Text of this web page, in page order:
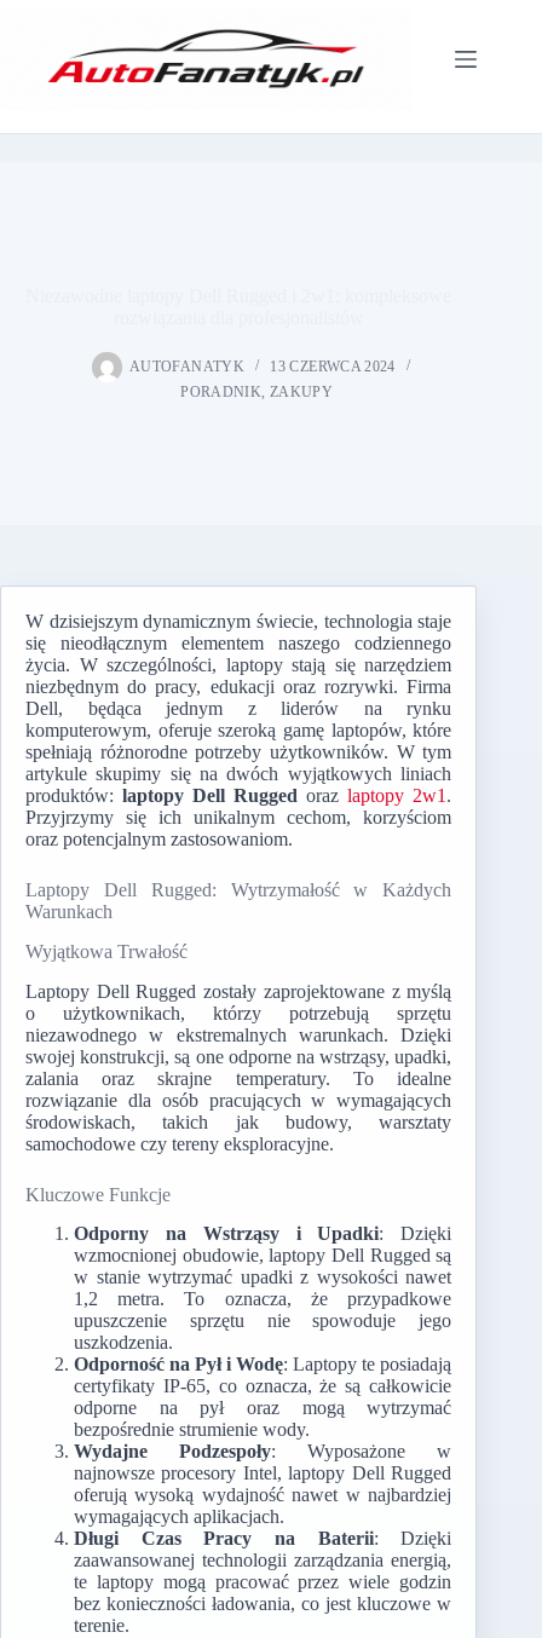
AUTOFANATYK
13 CZERWCA 2024
PORADNIK, ZAKUPY
W dzisiejszym dynamicznym świecie, technologia staje
się nieodłącznym elementem naszego codziennego
życia. W szczególności, laptopy stają się narzędziem
niezbędnym do pracy, edukacji oraz rozrywki. Firma
Dell, będąca jednym z liderów na rynku
komputerowym, oferuje szeroką gamę laptopów, które
spełniają różnorodne potrzeby użytkowników. W tym
artykule skupimy się na dwóch wyjątkowych liniach
produktów:laptopy Dell Rugged orazlaptopy 2w1 .
Przyjrzymy się ich unikalnym cechom, korzyściom
oraz potencjalnym zastosowaniom.
Laptopy Dell Rugged: Wytrzymałość w Każdych
Warunkach
Wyjątkowa Trwałość
Laptopy Dell Rugged zostały zaprojektowane z myślą
o użytkownikach, którzy potrzebują sprzętu
niezawodnego w ekstremalnych warunkach. Dzięki
swojej konstrukcji, są one odporne na wstrząsy, upadki,
zalania oraz skrajne temperatury. To idealne
rozwiązanie dla osób pracujących w wymagających
środowiskach, takich jak budowy, warsztaty
samochodowe czy tereny eksploracyjne.
Kluczowe Funkcje
Odporny na Wstrząsy i Upadki: Dzięki
wzmocnionej obudowie, laptopy Dell Rugged są
w stanie wytrzymać upadki z wysokości nawet
1,2 metra. To oznacza, że przypadkowe
upuszczenie sprzętu nie spowoduje jego
uszkodzenia.
Odporność na Pył i Wodę: Laptopy te posiadają
certyfikaty IP-65, co oznacza, że są całkowicie
odporne na pył oraz mogą wytrzymać
bezpośrednie strumienie wody.
Wydajne Podzespoły: Wyposażone w
najnowsze procesory Intel, laptopy Dell Rugged
oferują wysoką wydajność nawet w najbardziej
wymagających aplikacjach.
Długi Czas Pracy na Baterii: Dzięki
zaawansowanej technologii zarządzania energią,
te laptopy mogą pracować przez wiele godzin
bez konieczności ładowania, co jest kluczowe w
terenie.